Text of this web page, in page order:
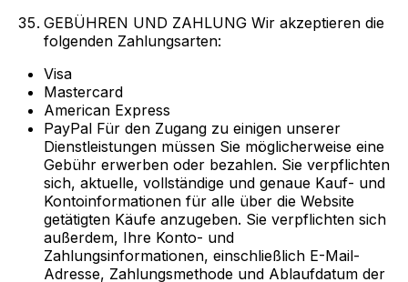
GEBÜHREN UND ZAHLUNG Wir akzeptieren die
folgenden Zahlungsarten:
Visa
Mastercard
American Express
PayPal Für den Zugang zu einigen unserer
Dienstleistungen müssen Sie möglicherweise eine
Gebühr erwerben oder bezahlen. Sie verpflichten
sich, aktuelle, vollständige und genaue Kauf- und
Kontoinformationen für alle über die Website
getätigten Käufe anzugeben. Sie verpflichten sich
außerdem, Ihre Konto- und
Zahlungsinformationen, einschließlich E-Mail-
Adresse, Zahlungsmethode und Ablaufdatum der